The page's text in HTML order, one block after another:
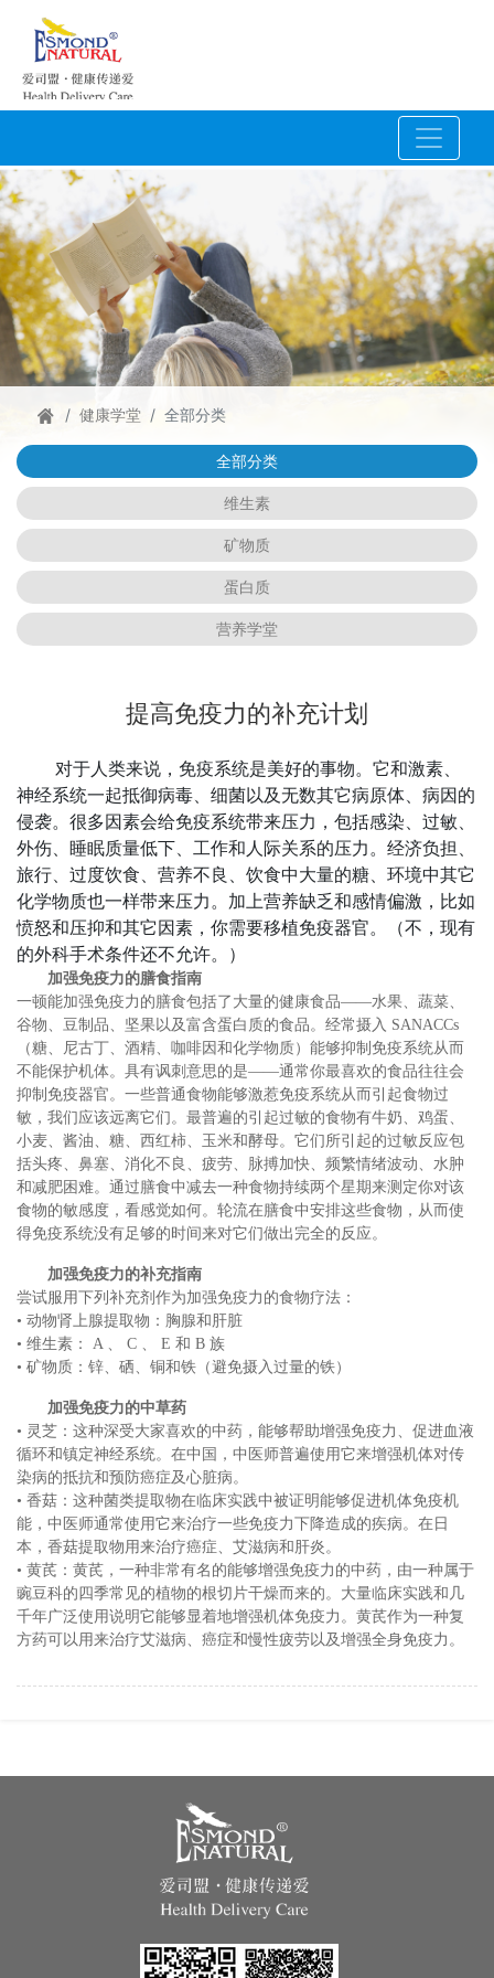
健康学堂 全部分类
全部分类
维生素
矿物质
蛋白质
营养学堂
提高免疫力的补充计划
对于人类来说，免疫系统是美好的事物。它和激素、
神经系统一起抵御病毒、细菌以及无数其它病原体、病因的
侵袭。很多因素会给免疫系统带来压力，包括感染、过敏、
外伤、睡眠质量低下、工作和人际关系的压力。经济负担、
旅行、过度饮食、营养不良、饮食中大量的糖、环境中其它
化学物质也一样带来压力。加上营养缺乏和感情偏激，比如
愤怒和压抑和其它因素，你需要移植免疫器官。（不，现有
的外科手术条件还不允许。）
加强免疫力的膳食指南
一顿能加强免疫力的膳食包括了大量的健康食品——水果、蔬菜、
谷物、豆制品、坚果以及富含蛋白质的食品。经常摄入 SANACCs
（糖、尼古丁、酒精、咖啡因和化学物质）能够抑制免疫系统从而
不能保护机体。具有讽刺意思的是——通常你最喜欢的食品往往会
抑制免疫器官。一些普通食物能够激惹免疫系统从而引起食物过
敏，我们应该远离它们。最普遍的引起过敏的食物有牛奶、鸡蛋、
小麦、酱油、糖、西红柿、玉米和酵母。它们所引起的过敏反应包
括头疼、鼻塞、消化不良、疲劳、脉搏加快、频繁情绪波动、水肿
和减肥困难。通过膳食中减去一种食物持续两个星期来测定你对该
食物的敏感度，看感觉如何。轮流在膳食中安排这些食物，从而使
得免疫系统没有足够的时间来对它们做出完全的反应。
加强免疫力的补充指南
尝试服用下列补充剂作为加强免疫力的食物疗法：
• 动物肾上腺提取物：胸腺和肝脏
• 维生素： A 、 C 、 E 和 B 族
• 矿物质：锌、硒、铜和铁（避免摄入过量的铁）
加强免疫力的中草药
• 灵芝：这种深受大家喜欢的中药，能够帮助增强免疫力、促进血液
循环和镇定神经系统。在中国，中医师普遍使用它来增强机体对传
染病的抵抗和预防癌症及心脏病。
• 香菇：这种菌类提取物在临床实践中被证明能够促进机体免疫机
能，中医师通常使用它来治疗一些免疫力下降造成的疾病。在日
本，香菇提取物用来治疗癌症、艾滋病和肝炎。
• 黄芪：黄芪，一种非常有名的能够增强免疫力的中药，由一种属于
豌豆科的四季常见的植物的根切片干燥而来的。大量临床实践和几
千年广泛使用说明它能够显着地增强机体免疫力。黄芪作为一种复
方药可以用来治疗艾滋病、癌症和慢性疲劳以及增强全身免疫力。